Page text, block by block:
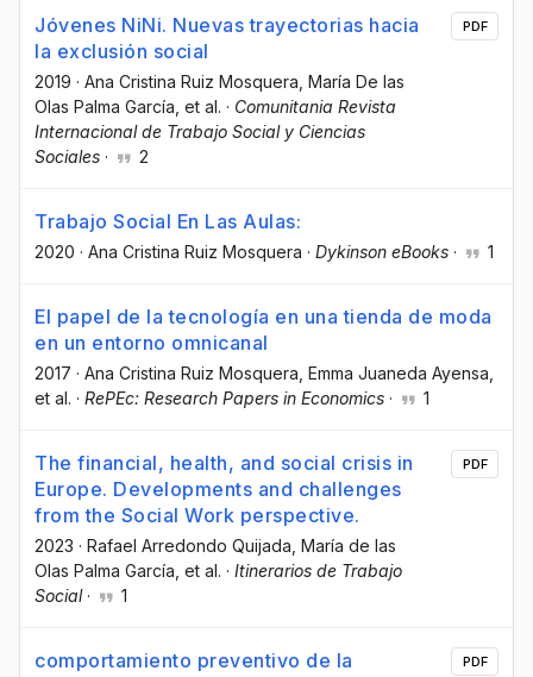
Jóvenes NiNi. Nuevas trayectorias hacia
la exclusión social
2019 · Ana Cristina Ruiz Mosquera , María De las
Olas Palma García , et al. · Comunitania Revista
Internacional de Trabajo Social y Ciencias
Sociales · 2
PDF
Trabajo Social En Las Aulas:
2020 · Ana Cristina Ruiz Mosquera · Dykinson eBooks · 1
El papel de la tecnología en una tienda de moda
en un entorno omnicanal
2017 · Ana Cristina Ruiz Mosquera , Emma Juaneda Ayensa
et al. · RePEc: Research Papers in Economics · 1
The financial, health, and social crisis in
Europe. Developments and challenges
from the Social Work perspective.
2023 · Rafael Arredondo Quijada , María de las
Olas Palma García , et al. · Itinerarios de Trabajo
Social· 1
PDF
comportamiento preventivo de la
PDF